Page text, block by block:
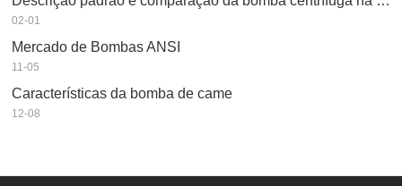
02-01
Mercado de Bombas ANSI
11-05
Características da bomba de came
12-08